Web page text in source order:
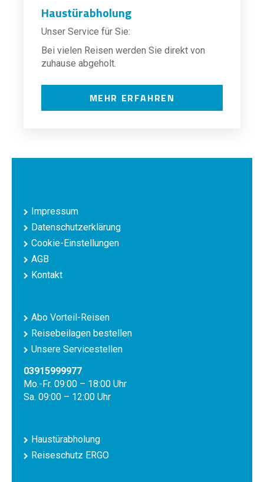
Haustürabholung
Unser Service für Sie:
Bei vielen Reisen werden Sie direkt von
zuhause abgeholt.
MEHR ERFAHREN
Impressum
Datenschutzerklärung
Cookie-Einstellungen
AGB
Kontakt
Abo Vorteil-Reisen
Reisebeilagen bestellen
Unsere Servicestellen
03915999977
Mo.-Fr. 09:00 – 18:00 Uhr
Sa. 09:00 – 12:00 Uhr
Haustürabholung
Reiseschutz ERGO